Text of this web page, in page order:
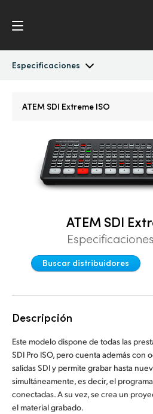
Especificaciones
Soporte informático
Primeros pasos
Soporte físico
Especificaciones
Austria
Brazil
China
Denmark
Hong Kong SAR, China
India
Italy
ATEM SDI Extreme ISO
ATEM SDI
Buscar distribuidores
Descripción
Este modelo dispone de todas las
SDI Pro ISO, pero cuenta además con
salidas SDI y permite grabar hasta
simultáneamente, es decir, el
conectadas. A su vez, se crea un
el material grabado.